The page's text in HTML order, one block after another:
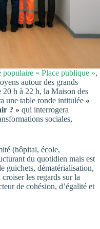
« Place publique »,
autour des grands
h à 22 h, la Maison des
une table ronde intitulée «
? » qui interrogera
sociales,
(hôpital, école,
du quotidien mais est
guichets, dématérialisation,
les regards sur la
de cohésion, d’égalité et